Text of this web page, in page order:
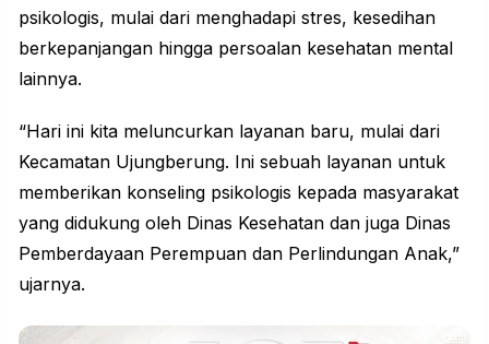
psikologis, mulai dari menghadapi stres, kesedihan
berkepanjangan hingga persoalan kesehatan mental
lainnya.
“Hari ini kita meluncurkan layanan baru, mulai dari
Kecamatan Ujungberung. Ini sebuah layanan untuk
memberikan konseling psikologis kepada masyarakat
yang didukung oleh Dinas Kesehatan dan juga Dinas
Pemberdayaan Perempuan dan Perlindungan Anak,”
ujarnya.